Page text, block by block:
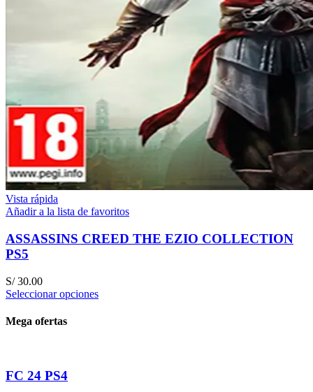
Vista rápida
Añadir a la lista de favoritos
ASSASSINS CREED THE EZIO COLLECTION
PS5
S/30.00
Seleccionar opciones
Mega ofertas
FC 24 PS4